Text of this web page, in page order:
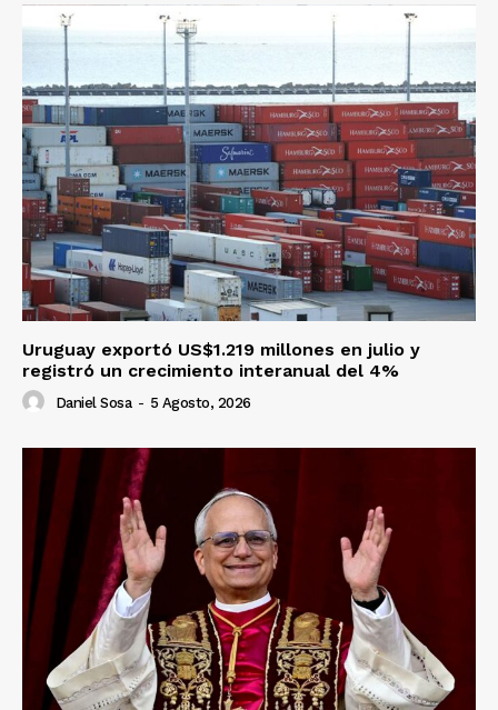
Uruguay exportó US$1.219 millones en julio y
registró un crecimiento interanual del 4%
Daniel Sosa - 5 Agosto, 2026